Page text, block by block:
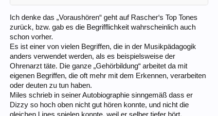
Ich denke das „Voraushören“ geht auf Rascher‘s Top Tones
zurück, bzw. gab es die Begrifflichkeit wahrscheinlich auch
schon vorher.
Es ist einer von vielen Begriffen, die in der Musikpädagogik
anders verwendet werden, als es beispielsweise der
Ohrenarzt täte. Die ganze „Gehörbildung“ arbeitet da mit
eigenen Begriffen, die oft mehr mit dem Erkennen, verarbeiten
oder deuten zu tun haben.
Miles schrieb in seiner Autobiographie sinngemäß dass er
Dizzy so hoch oben nicht gut hören konnte, und nicht die